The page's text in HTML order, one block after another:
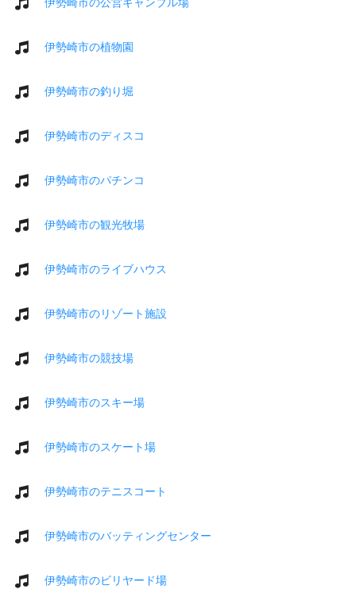
伊勢崎市の植物園
伊勢崎市の釣り堀
伊勢崎市のディスコ
伊勢崎市のパチンコ
伊勢崎市の観光牧場
伊勢崎市のライブハウス
伊勢崎市のリゾート施設
伊勢崎市の競技場
伊勢崎市のスキー場
伊勢崎市のスケート場
伊勢崎市のテニスコート
伊勢崎市のバッティングセンター
伊勢崎市のビリヤード場